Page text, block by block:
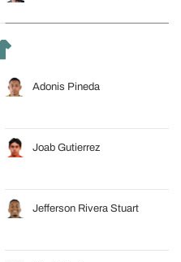
Adonis Pineda
Joab Gutierrez
Jefferson Rivera Stuart